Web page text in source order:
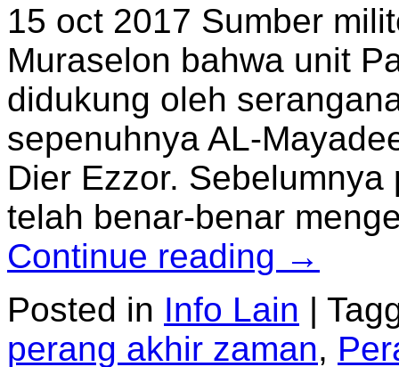
15 oct 2017 Sumber
Muraselon bahwa unit
didukung oleh
sepenuhnya AL-
Dier Ezzor.
telah benar-benar
Continue reading →
Posted in Info Lain |
perang akhir zaman,